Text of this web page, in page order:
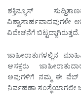
ಶಕ್ತಿನ್ಯೂಸ್
ವಿಶ್ವಾಸಾರ್ಹವಾದವುಗಳೇ
ವಿವೇಚನೆಗೆ ಬಿಟ್ಟದ್ದಾಗಿರುತ್ತದೆ.
ಜಾಹೀರಾತುಗಳಲ್ಲಿನ
ಆಸಕ್ತರು
ಅವುಗಳಿಗೆ ನಮ್ಮ ಈ
ನಿರ್ವಹಣಾ ಸಂಸ್ಥೆಯಾಗಲೀ